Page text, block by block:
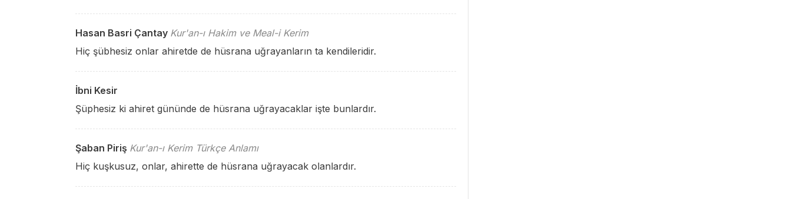
Hasan Basri Çantay Kur'an-ı Hakim ve Meal-i Kerim
Hiç şübhesiz onlar ahiretde de hüsrana uğrayanların ta kendileridir.
İbni Kesir
Şüphesiz ki ahiret gününde de hüsrana uğrayacaklar işte bunlardır.
Şaban Piriş Kur'an-ı Kerim Türkçe Anlamı
Hiç kuşkusuz, onlar, ahirette de hüsrana uğrayacak olanlardır.